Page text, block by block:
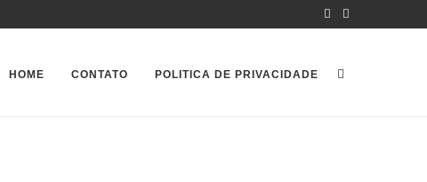
HOME CONTATO POLITICA DE PRIVACIDADE